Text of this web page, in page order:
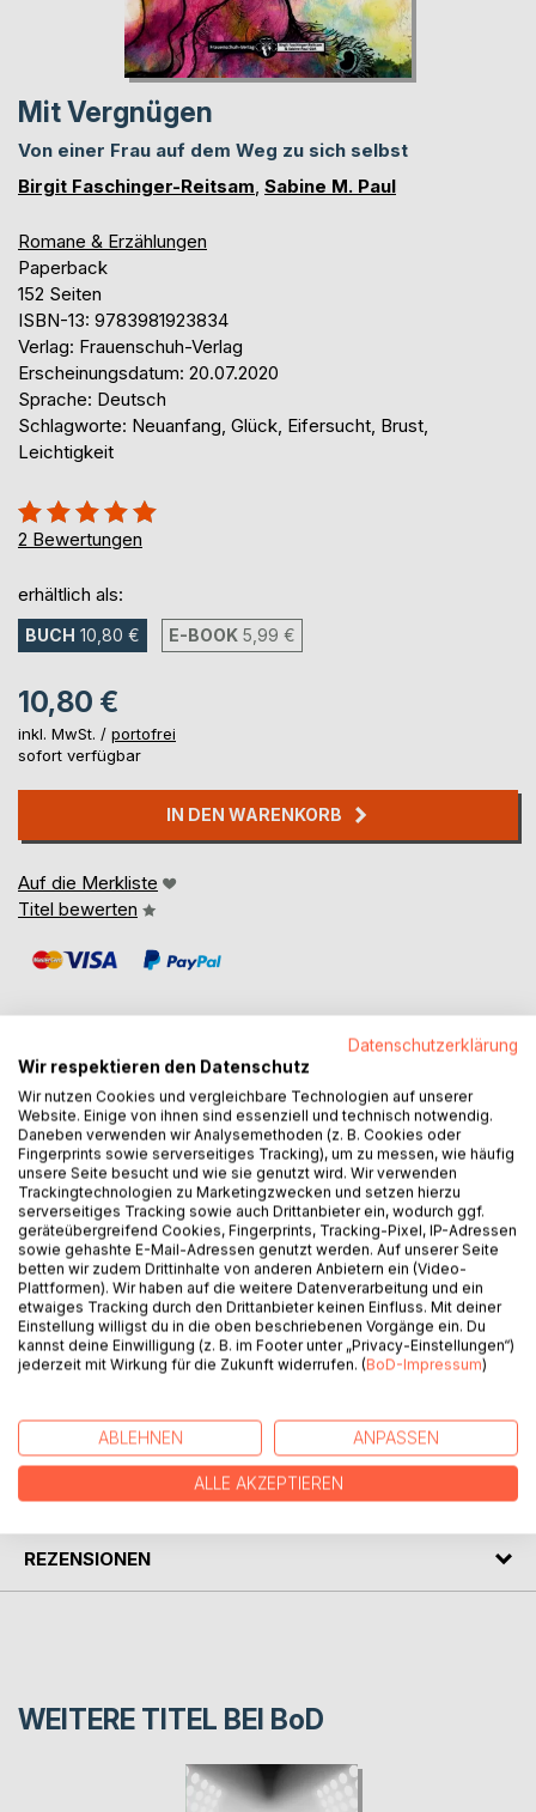
Mit Vergnügen
Von einer Frau auf dem Weg zu sich selbst
Birgit Faschinger-Reitsam Sabine M. Paul
Romane & Erzählungen
Paperback
152 Seiten
ISBN-13: 9783981923834
Verlag: Frauenschuh-Verlag
Erscheinungsdatum: 20.07.2020
Sprache: Deutsch
Schlagworte: Neuanfang, Glück, Eifersucht, Brust,
Leichtigkeit
Bewertung::
100%
2 Bewertungen
erhältlich als:
BUCH 10,80 € E-BOOK 5,99 €
10,80 €
inkl. MwSt. / portofrei
sofort verfügbar
IN DEN WARENKORB
Auf die Merkliste
Titel bewerten
BESCHREIBUNG
Alles läuft gut für Nina, wenn sie nicht von Mann, Körper
und Auftraggeber gleichzeitig im Stich gelassen würde.
Was sich wie eine Reihung von Schicksalsschlägen
anmutet, bietet der erfolgsverwöhnten Maklerin unerwartet
neue Perspektiven.
Wie auch könnte das Universum das Seufzen einer Frau:
"Es muss sich etwas ändern", überhören?
Ihre Schritte lenken sie direkt in einen geheimnisvollen
Laden...
AUTOR/IN
REZENSIONEN
WEITERE TITEL BEI BoD
Datenschutzerklärung
Wir respektieren den Datenschutz
Wir nutzen Cookies und vergleichbare Technologien auf unserer
Website. Einige von ihnen sind essenziell und technisch notwendig.
Daneben verwenden wir Analysemethoden (z. B. Cookies oder
Fingerprints sowie serverseitiges Tracking), um zu messen, wie häufig
unsere Seite besucht und wie sie genutzt wird. Wir verwenden
Trackingtechnologien zu Marketingzwecken und setzen hierzu
serverseitiges Tracking sowie auch Drittanbieter ein, wodurch ggf.
geräteübergreifend Cookies, Fingerprints, Tracking-Pixel, IP-Adressen
sowie gehashte E-Mail-Adressen genutzt werden. Auf unserer Seite
betten wir zudem Drittinhalte von anderen Anbietern ein (Video-
Plattformen). Wir haben auf die weitere Datenverarbeitung und ein
etwaiges Tracking durch den Drittanbieter keinen Einfluss. Mit deiner
Einstellung willigst du in die oben beschriebenen Vorgänge ein. Du
kannst deine Einwilligung (z. B. im Footer unter „Privacy-Einstellungen“)
jederzeit mit Wirkung für die Zukunft widerrufen. (BoD-Impressum)
ABLEHNEN ANPASSEN
ALLE AKZEPTIEREN